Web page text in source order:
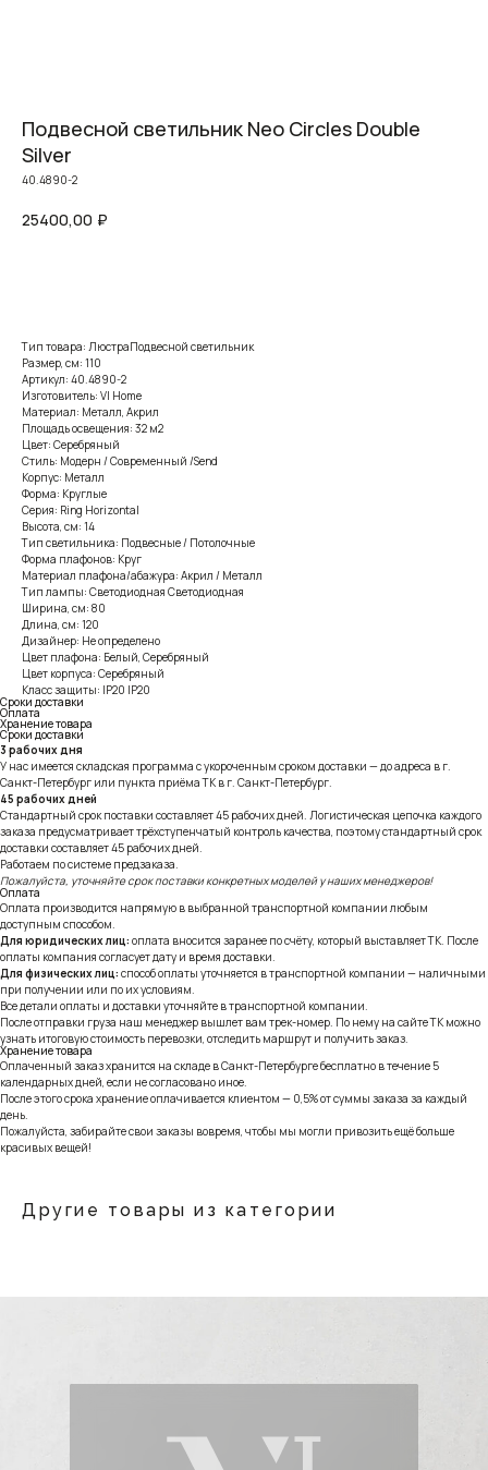
Подвесной светильник Neo Circles Double
Silver
40.4890-2
25400,00 ₽
Тип товара: ЛюстраПодвесной светильник
Размер, см: 110
Артикул: 40.4890-2
Изготовитель: VI Home
Материал: Металл, Акрил
Площадь освещения: 32 м2
Цвет: Серебряный
Стиль: Модерн / Современный /Send
Корпус: Металл
Форма: Круглые
Серия: Ring Horizontal
Высота, см: 14
Тип светильника: Подвесные / Потолочные
Форма плафонов: Круг
Материал плафона/абажура: Акрил / Металл
Тип лампы: Светодиодная Светодиодная
Ширина, см: 80
Длина, см: 120
Дизайнер: Не определено
Цвет плафона: Белый, Серебряный
Цвет корпуса: Серебряный
Класс защиты: IP20 IP20
Сроки доставки
Оплата
Хранение товара
Сроки доставки
3 рабочих дня
У нас имеется складская программа с укороченным сроком доставки — до адреса в г.
Санкт-Петербург или пункта приёма ТК в г. Санкт-Петербург.
45 рабочих дней
Стандартный срок поставки составляет 45 рабочих дней. Логистическая цепочка каждого
заказа предусматривает трёхступенчатый контроль качества, поэтому стандартный срок
доставки составляет 45 рабочих дней.
Работаем по системе предзаказа.
Пожалуйста, уточняйте срок поставки конкретных моделей у наших менеджеров!
Оплата
Оплата производится напрямую в выбранной транспортной компании любым
доступным способом.
Для юридических лиц: оплата вносится заранее по счёту, который выставляет ТК. После
оплаты компания согласует дату и время доставки.
Для физических лиц: способ оплаты уточняется в транспортной компании — наличными
при получении или по их условиям.
Все детали оплаты и доставки уточняйте в транспортной компании.
После отправки груза наш менеджер вышлет вам трек-номер. По нему на сайте ТК можно
узнать итоговую стоимость перевозки, отследить маршрут и получить заказ.
Хранение товара
Оплаченный заказ хранится на складе в Санкт-Петербурге бесплатно в течение 5
календарных дней, если не согласовано иное.
После этого срока хранение оплачивается клиентом — 0,5% от суммы заказа за каждый
день.
Пожалуйста, забирайте свои заказы вовремя, чтобы мы могли привозить ещё больше
красивых вещей!
Другие товары из категории